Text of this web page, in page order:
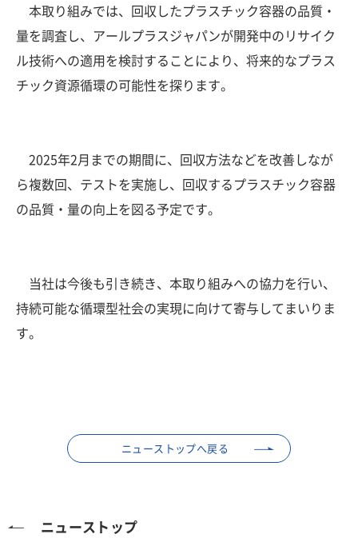
本取り組みでは、回収したプラスチック容器の品質・
量を調査し、アールプラスジャパンが開発中のリサイク
ル技術への適用を検討することにより、将来的なプラス
チック資源循環の可能性を探ります。
2025年2月までの期間に、回収方法などを改善しなが
ら複数回、テストを実施し、回収するプラスチック容器
の品質・量の向上を図る予定です。
当社は今後も引き続き、本取り組みへの協力を行い、
持続可能な循環型社会の実現に向けて寄与してまいりま
す。
ニューストップへ戻る
ニューストップ